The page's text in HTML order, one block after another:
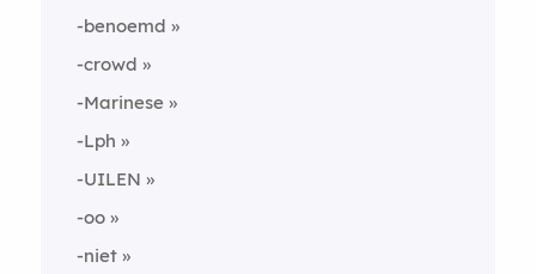
-benoemd
-crowd
-Marinese
-Lph
-UILEN
-oo
-niet